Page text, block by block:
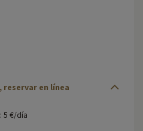
reservar en línea
5 €/día